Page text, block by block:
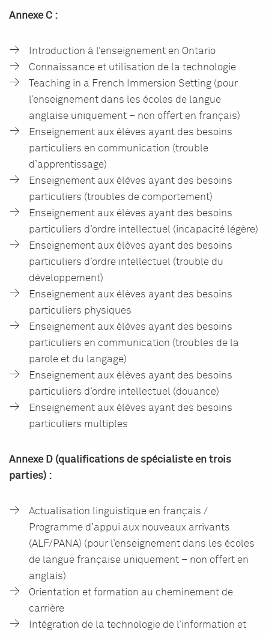
Annexe C :
Introduction à l’enseignement en Ontario
Connaissance et utilisation de la technologie
Teaching in a French Immersion Setting (pour
l’enseignement dans les écoles de langue
anglaise uniquement – non offert en français)
Enseignement aux élèves ayant des besoins
particuliers en communication (trouble
d’apprentissage)
Enseignement aux élèves ayant des besoins
particuliers (troubles de comportement)
Enseignement aux élèves ayant des besoins
particuliers d’ordre intellectuel (incapacité légère)
Enseignement aux élèves ayant des besoins
particuliers d’ordre intellectuel (trouble du
développement)
Enseignement aux élèves ayant des besoins
particuliers physiques
Enseignement aux élèves ayant des besoins
particuliers en communication (troubles de la
parole et du langage)
Enseignement aux élèves ayant des besoins
particuliers d’ordre intellectuel (douance)
Enseignement aux élèves ayant des besoins
particuliers multiples
Annexe D (qualifications de spécialiste en trois
parties) :
Actualisation linguistique en français /
Programme d’appui aux nouveaux arrivants
(ALF/PANA) (pour l’enseignement dans les écoles
de langue française uniquement – non offert en
anglais)
Orientation et formation au cheminement de
carrière
Intégration de la technologie de l’information et